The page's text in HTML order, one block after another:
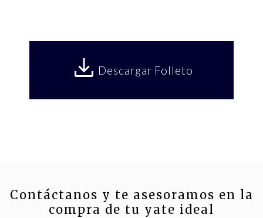
Descargar Folleto
Contáctanos y te asesoramos en la
compra de tu yate ideal